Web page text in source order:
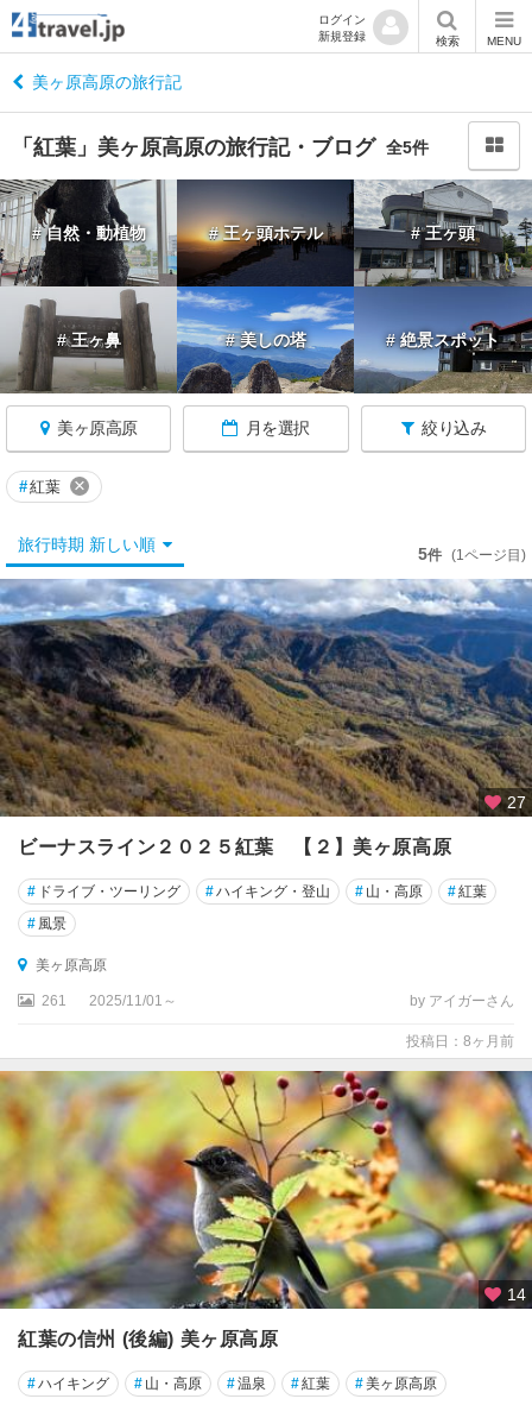
ログイン
新規登録
検索 MENU
美ヶ原高原の旅行記
「紅葉」美ヶ原高原の旅行記・ブログ 全5件
# 自然・動植物 # 王ヶ頭ホテル # 王ヶ頭
# 王ヶ鼻 # 美しの塔 # 絶景スポット
美ヶ原高原 月を選択 絞り込み
長
野
へ
戻
る
長
野
べ
て
長
野
・
篠
ノ
井
松
本
・
浅
間
諏
訪
・
岡
谷
茅
白
樺
湖
美
原
高
原
白
湖
#紅葉 ×
旅行時期 新しい順 5件 (1ページ目)
27
ビーナスライン２０２５紅葉 【２】美ヶ原高原
# ドライブ・ツーリング #ハイキング・登山 # 山・高原 #紅葉
# 風景
美ヶ原高原
261 2025/11/01～ by アイガーさん
投稿日：8ヶ月前
14
紅葉の信州 (後編) 美ヶ原高原
#ハイキング # 山・高原 #温泉 #紅葉 #美ヶ原高原